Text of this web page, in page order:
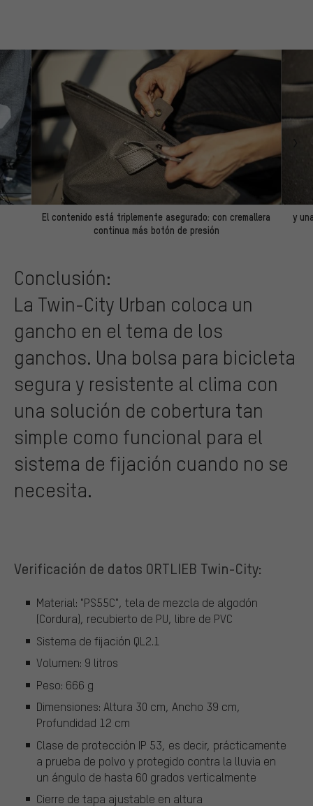
El contenido está triplemente asegurado: con cremallera
continua más botón de presión
y
Conclusión:
La Twin-City Urban coloca un
gancho en el tema de los
ganchos. Una bolsa para bicicleta
segura y resistente al clima con
una solución de cobertura tan
simple como funcional para el
sistema de fijación cuando no se
necesita.
Verificación de datos ORTLIEB Twin-City:
Material: "PS55C", tela de mezcla de algodón
(Cordura), recubierto de PU, libre de PVC
Sistema de fijación QL2.1
Volumen: 9 litros
Peso: 666 g
Dimensiones: Altura 30 cm, Ancho 39 cm,
Profundidad 12 cm
Clase de protección IP 53, es decir, prácticamente
a prueba de polvo y protegido contra la lluvia en
un ángulo de hasta 60 grados verticalmente
Cierre de tapa ajustable en altura